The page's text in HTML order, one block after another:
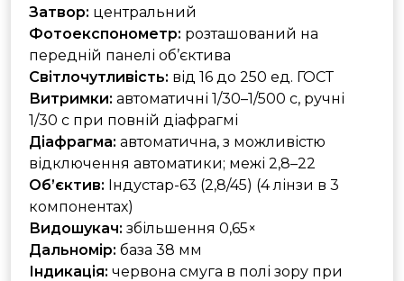
Затвор: центральний
Фотоекспонометр: розташований на
передній панелі об’єктива
Світлочутливість: від 16 до 250 ед. ГОСТ
Витримки: автоматичні 1/30–1/500 с, ручні
1/30 с при повній діафрагмі
Діафрагма: автоматична, з можливістю
відключення автоматики; межі 2,8–22
Об’єктив: Індустар-63 (2,8/45) (4 лінзи в 3
компонентах)
Видошукач: збільшення 0,65×
Дальномір: база 38 мм
Індикація: червона смуга в полі зору при